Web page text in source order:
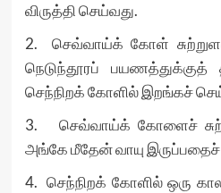
விருத்தி செய்வது.
2. செவ்வாய்க் கோள்
நெடுந்தூரப்
செந்நிறக் கோளில் இறங்கச்
3. செவ்வாய்க் கோளைச்
அங்கே மீதேன் வாயு இருப்பதைச்
4. செந்நிறக் கோளில் ஒரு